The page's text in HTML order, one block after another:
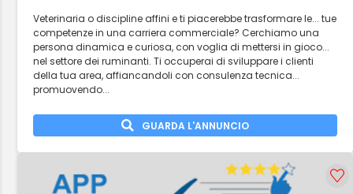
Veterinaria o discipline affini e ti piacerebbe trasformare le... tue
competenze in una carriera commerciale? Cerchiamo una
persona dinamica e curiosa, con voglia di mettersi in gioco...
nel settore dei ruminanti. Ti occuperai di sviluppare i clienti
della tua area, affiancandoli con consulenza tecnica...
promuovendo...
GUARDA L'ANNUNCIO